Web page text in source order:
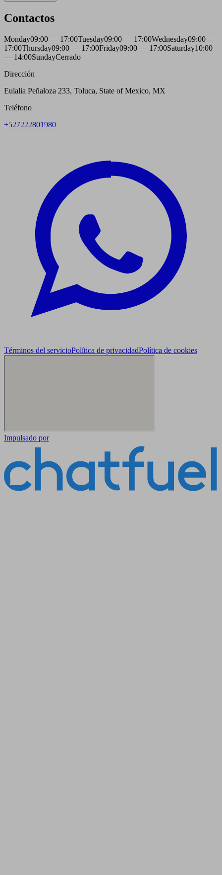
Contactos
Monday09:00 — 17:00Tuesday09:00 — 17:00Wednesday09:00 —
17:00Thursday09:00 — 17:00Friday09:00 — 17:00Saturday10:00
— 14:00SundayCerrado
Dirección
Eulalia Peñaloza 233, Toluca, State of Mexico, MX
Teléfono
+527222801980
Términos del servicioPolítica de privacidadPolítica de cookies
Impulsado por